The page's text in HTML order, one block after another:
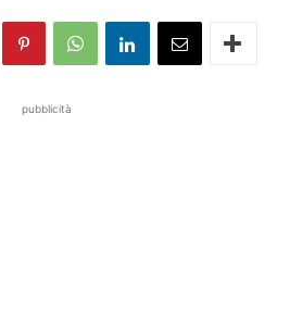
pubblicità